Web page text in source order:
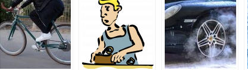
Mandala
options pour les
montres de
haute
horlogerie
votre santé